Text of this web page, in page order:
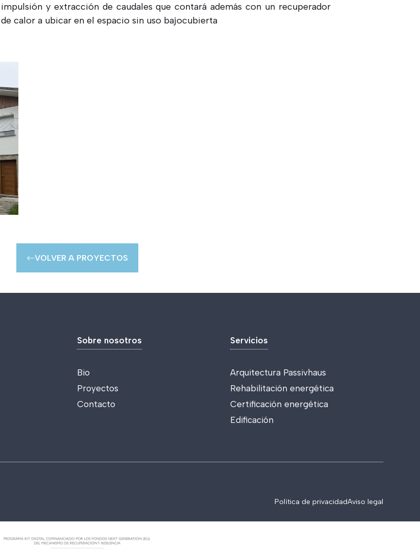
impulsión y extracción de caudales que contará además con un recuperador
de calor a ubicar en el espacio sin uso bajocubierta
VOLVER A PROYECTOS
Sobre nosotros
Bio
Proyectos
Contacto
Servicios
Arquitectura Passivhaus
Rehabilitación energética
Certificación energética
Edificación
Política de privacidadAviso legal